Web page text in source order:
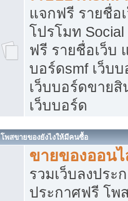
แจกฟรี รายชื่อ
โปรโมท
ฟรี รายชื่อเว็บ
บอร์ดsmf เว็บ
เว็บบอร์ดขาย
เว็บบอร์ด
โพสขายของยังไงให้มีคนซื้อ
ขายของออน
รวมเว็บลงประ
ประกาศฟรี โพ